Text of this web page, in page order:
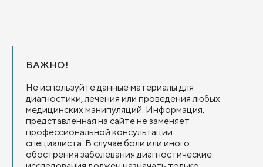
ВАЖНО!
Не используйте данные материалы для
диагностики, лечения или проведения любых
медицинских манипуляций. Информация,
представленная на сайте не заменяет
профессиональной консультации
специалиста. В случае боли или иного
обострения заболевания диагностические